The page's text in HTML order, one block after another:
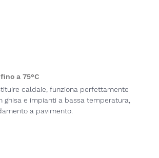
a 75°C
caldaie, funziona perfettamente
ghisa e impianti a bassa temperatura,
a pavimento.